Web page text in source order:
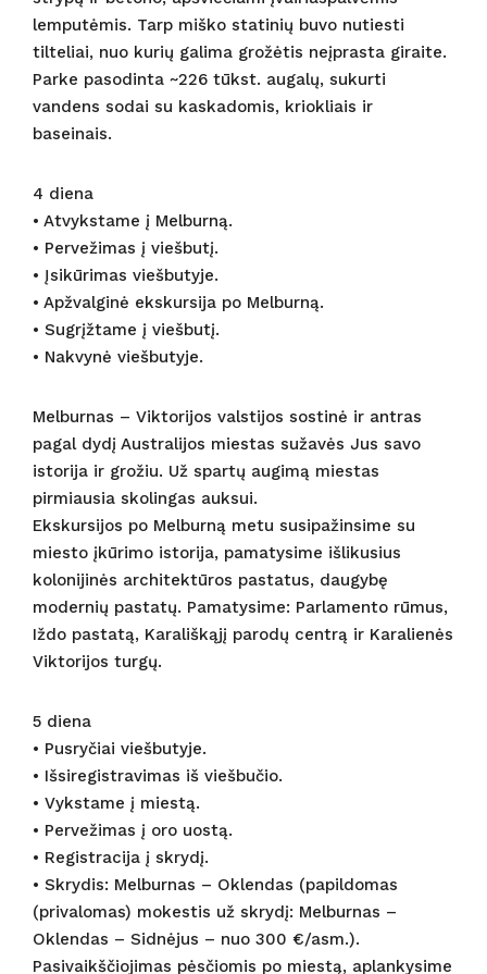
lemputėmis. Tarp miško statinių buvo nutiesti
tilteliai, nuo kurių galima grožėtis neįprasta giraite.
Parke pasodinta ~226 tūkst. augalų, sukurti
vandens sodai su kaskadomis, kriokliais ir
baseinais.
4 diena
• Atvykstame į Melburną.
• Pervežimas į viešbutį.
• Įsikūrimas viešbutyje.
• Apžvalginė ekskursija po Melburną.
• Sugrįžtame į viešbutį.
• Nakvynė viešbutyje.
Melburnas – Viktorijos valstijos sostinė ir antras
pagal dydį Australijos miestas sužavės Jus savo
istorija ir grožiu. Už spartų augimą miestas
pirmiausia skolingas auksui.
Ekskursijos po Melburną metu susipažinsime su
miesto įkūrimo istorija, pamatysime išlikusius
kolonijinės architektūros pastatus, daugybę
modernių pastatų. Pamatysime: Parlamento rūmus,
Iždo pastatą, Karališkąjį parodų centrą ir Karalienės
Viktorijos turgų.
5 diena
• Pusryčiai viešbutyje.
• Išsiregistravimas iš viešbučio.
• Vykstame į miestą.
• Pervežimas į oro uostą.
• Registracija į skrydį.
• Skrydis: Melburnas – Oklendas (papildomas
(privalomas) mokestis už skrydį: Melburnas –
Oklendas – Sidnėjus – nuo 300 €/asm.).
Pasivaikščiojimas pėsčiomis po miestą, aplankysime